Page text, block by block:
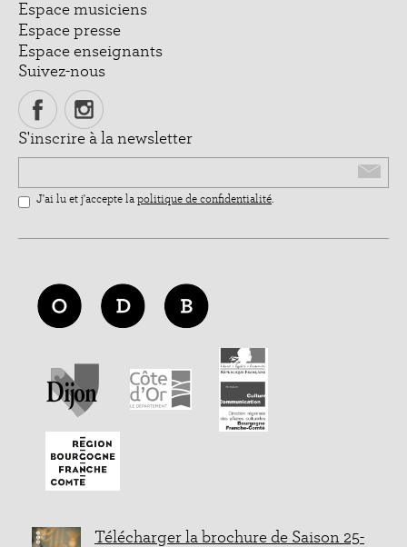
Espace musiciens
Espace presse
Espace enseignants
Suivez-nous
S'inscrire à la newsletter
J'ai lu et j'accepte la politique de confidentialité.
Télécharger la brochure de Saison 25-